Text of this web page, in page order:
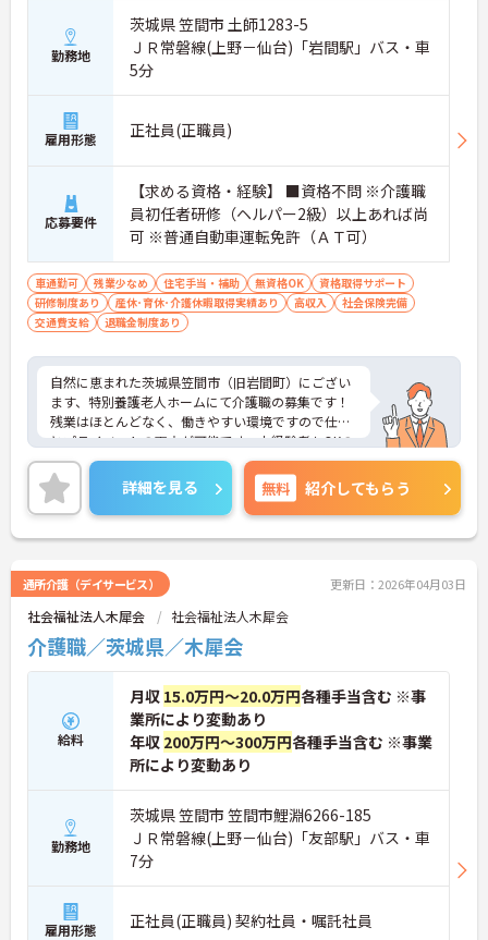
勤務地
茨城県 笠間市 土師1283-5
ＪＲ常磐線(上野－仙台)「岩間駅」バス・車
5分
雇用形態 正社員(正職員)
応募要件
【求める資格・経験】 ■資格不問 ※介護職
員初任者研修（ヘルパー2級）以上あれば尚
可 ※普通自動車運転免許（ＡＴ可）
車通勤可 残業少なめ 住宅手当・補助 無資格OK
資格取得サポート
研修制度あり
産休･育休･介護休暇取得実績あり 高収入
社会保険完備
交通費支給
退職金制度あり
自然に恵まれた茨城県笠間市（旧岩間町）にござい
ます、特別養護老人ホームにて介護職の募集です！
残業はほとんどなく、働きやすい環境ですので仕事
とプライベートの両立が可能です。未経験者もOKの
ため、新しく介護職にチャレンジされたい方におす
すめの求人です！
資格取得支援、研修制度も充実しておりますのでキ
ャリアアップできる機会もたくさんですよ♪
マイカー通勤OKなので、通勤も楽々★
ので、長期的な就業をしやすい環境です。
ご興味ある方には、面接対策ポイントなど、さらに
詳細をお話しいたしますのでお気軽にご相談くださ
い。
詳細を見る 無料 紹介してもらう
通所介護（デイサービス） 更新日：2026年04月03日
社会福祉法人木犀会 社会福祉法人木犀会
介護職／茨城県／木犀会
給料
月収 15.0万円～20.0万円各種手当含む ※事
業所により変動あり
年収 200万円～300万円各種手当含む ※事業
所により変動あり
勤務地
茨城県 笠間市 笠間市鯉淵6266-185
ＪＲ常磐線(上野－仙台)「友部駅」バス・車
7分
雇用形態 正社員(正職員) 契約社員・嘱託社員